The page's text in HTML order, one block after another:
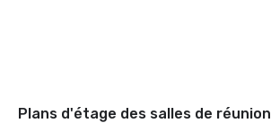
Plans d'étage des salles de réunion